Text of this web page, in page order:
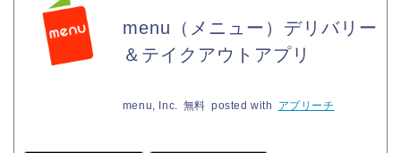
menu（メニュー）デリバリー
＆テイクアウトアプリ
menu, Inc. 無料 posted with アプリーチ